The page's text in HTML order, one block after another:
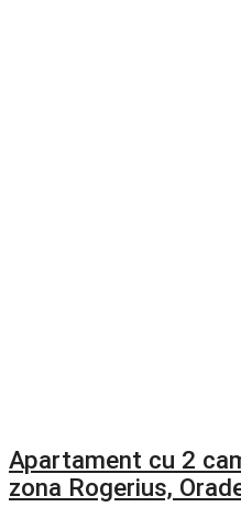
Apartament cu 2
zona Rogerius,